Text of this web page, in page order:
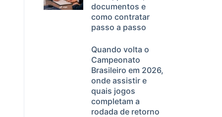
documentos e
como contratar
passo a passo
Quando volta o
Campeonato
Brasileiro em 2026,
onde assistir e
quais jogos
completam a
rodada de retorno